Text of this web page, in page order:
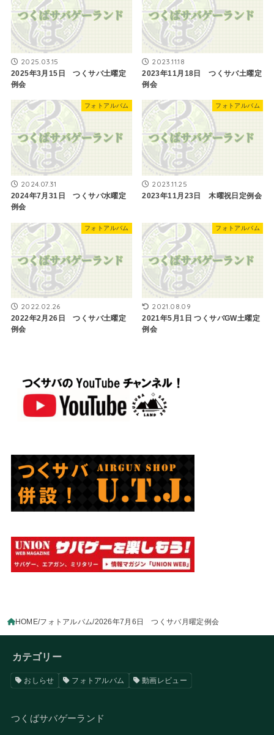
2025.03.15
2025年3月15日 つくサバ土曜定
例会
2023.11.18
2023年11月18日 つくサバ土曜定
例会
フォトアルバム
2024.07.31
2024年7月31日 つくサバ水曜定
例会
フォトアルバム
2023.11.25
2023年11月23日 木曜祝日定例会
フォトアルバム
2022.02.26
2022年2月26日 つくサバ土曜定
例会
フォトアルバム
2021.08.09
2021年5月1日 ​つくサバGW土曜定
例会
HOME フォトアルバム 2026年7月6日 つくサバ月曜定例会
カテゴリー
おしらせ フォトアルバム 動画レビュー
つくばサバゲーランド